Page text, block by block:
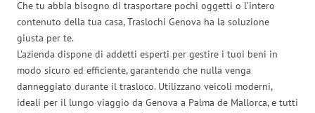
Che tu abbia bisogno di trasportare pochi oggetti o l’intero
contenuto della tua casa, Traslochi Genova ha la soluzione
giusta per te.
L’azienda dispone di addetti esperti per gestire i tuoi beni in
modo sicuro ed efficiente, garantendo che nulla venga
danneggiato durante il trasloco. Utilizzano veicoli moderni,
ideali per il lungo viaggio da Genova a Palma de Mallorca, e tutti